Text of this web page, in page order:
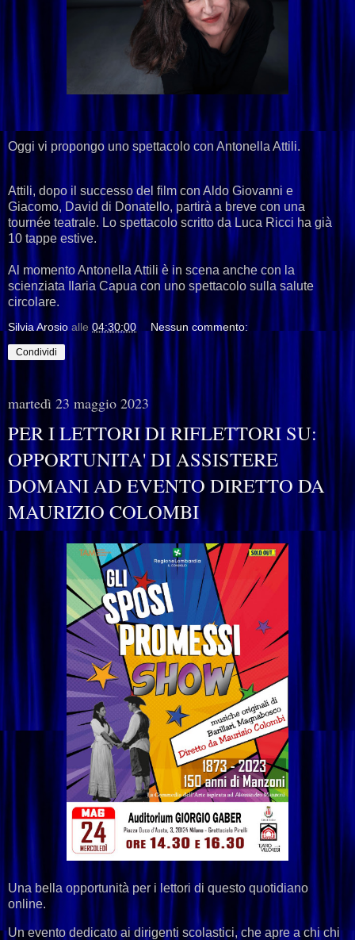
Oggi vi propongo uno spettacolo con Antonella Attili.
Attili, dopo il successo del film con Aldo Giovanni e
Giacomo, David di Donatello, partirà a breve con una
tournée teatrale. Lo spettacolo scritto da Luca Ricci ha già
10 tappe estive.
Al momento Antonella Attili è in scena anche con la
scienziata Ilaria Capua con uno spettacolo sulla salute
circolare.
Silvia Arosio alle 04:30:00 Nessun commento:
Condividi
martedì 23 maggio 2023
PER I LETTORI DI RIFLETTORI SU:
OPPORTUNITA' DI ASSISTERE
DOMANI AD EVENTO DIRETTO DA
MAURIZIO COLOMBI
Una bella opportunità per i lettori di questo quotidiano
online.
Un evento dedicato ai dirigenti scolastici, che apre a chi chi